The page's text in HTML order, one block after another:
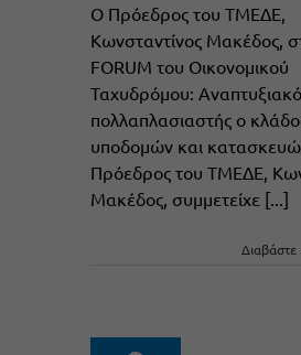
Ο Πρόεδρος του ΤΜΕΔΕ,
Κωνσταντίνος Μακέδος,
FORUM του Οικονομικού
Ταχυδρόμου:
πολλαπλασιαστής ο
υποδομών και
Πρόεδρος του ΤΜΕΔΕ,
Μακέδος, συμμετείχε [...]
Διαβάστε